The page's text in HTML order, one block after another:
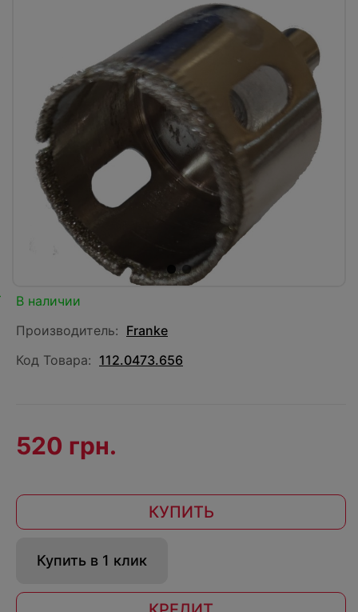
В наличии
Производитель: Franke
Код Товара: 112.0473.656
520 грн.
КУПИТЬ
Купить в 1 клик